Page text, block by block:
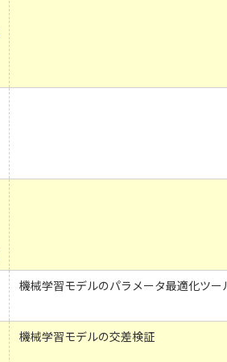
機械学習モデルのパラメータ最適化ツー
機械学習モデルの交差検証